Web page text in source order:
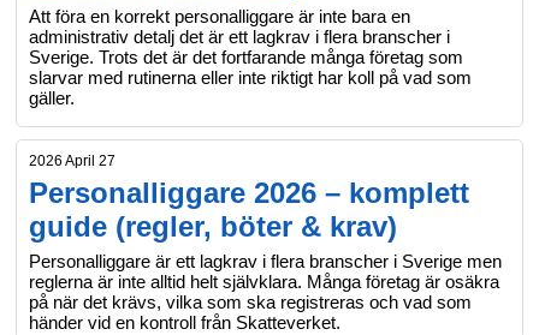
Att föra en korrekt personalliggare är inte bara en
administrativ detalj det är ett lagkrav i flera branscher i
Sverige. Trots det är det fortfarande många företag som
slarvar med rutinerna eller inte riktigt har koll på vad som
gäller.
2026 April 27
Personalliggare 2026 – komplett
guide (regler, böter & krav)
Personalliggare är ett lagkrav i flera branscher i Sverige men
reglerna är inte alltid helt självklara. Många företag är osäkra
på när det krävs, vilka som ska registreras och vad som
händer vid en kontroll från Skatteverket.